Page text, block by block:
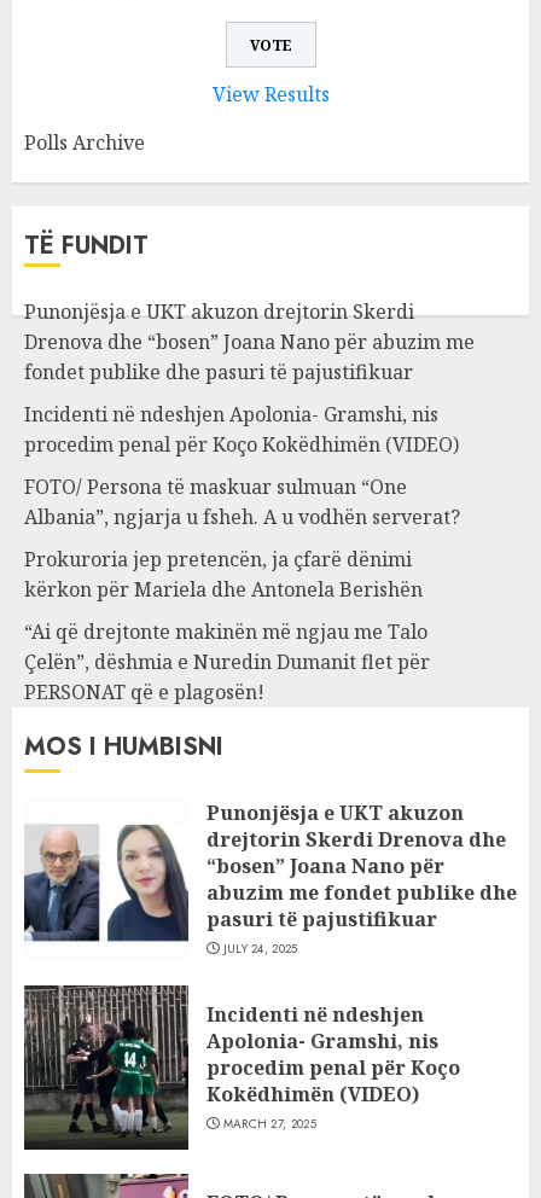
View Results
Polls Archive
TË FUNDIT
Punonjësja e UKT akuzon drejtorin Skerdi
Drenova dhe “bosen” Joana Nano për abuzim me
fondet publike dhe pasuri të pajustifikuar
Incidenti në ndeshjen Apolonia- Gramshi, nis
procedim penal për Koço Kokëdhimën (VIDEO)
FOTO/ Persona të maskuar sulmuan “One
Albania”, ngjarja u fsheh. A u vodhën serverat?
Prokuroria jep pretencën, ja çfarë dënimi
kërkon për Mariela dhe Antonela Berishën
“Ai që drejtonte makinën më ngjau me Talo
Çelën”, dëshmia e Nuredin Dumanit flet për
PERSONAT që e plagosën!
MOS I HUMBISNI
Punonjësja e UKT akuzon
drejtorin Skerdi Drenova dhe
“bosen” Joana Nano për
abuzim me fondet publike dhe
pasuri të pajustifikuar
JULY 24, 2025
Incidenti në ndeshjen
Apolonia- Gramshi, nis
procedim penal për Koço
Kokëdhimën (VIDEO)
MARCH 27, 2025